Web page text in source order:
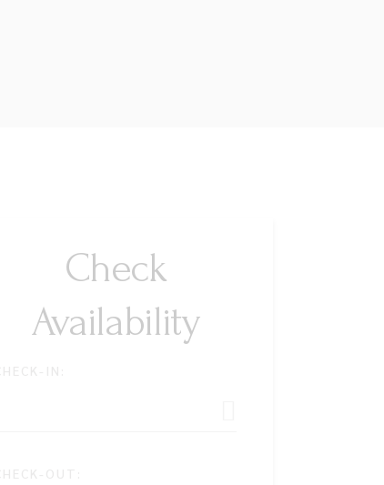
Check
Availability